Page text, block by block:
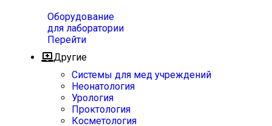
Оборудование
для лаборатории
Перейти
Другие
Системы для мед учреждений
Неонатология
Урология
Проктология
Косметология